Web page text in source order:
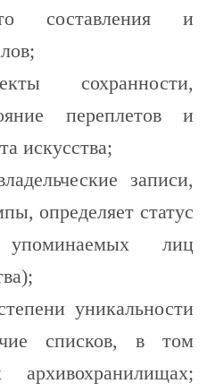
составления и
сохранности,
переплетов и
искусства;
записи,
определяет статус
лиц
уникальности
списков, в том